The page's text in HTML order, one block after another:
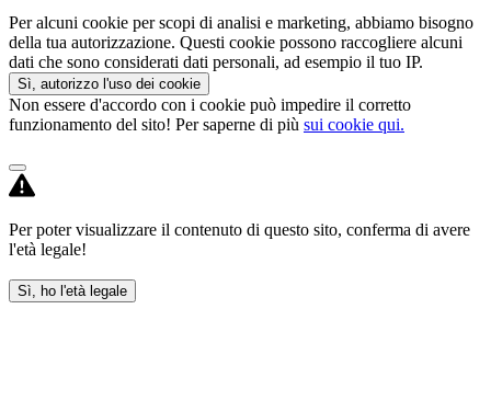
Per alcuni cookie per scopi di analisi e marketing, abbiamo bisogno
della tua autorizzazione. Questi cookie possono raccogliere alcuni
dati che sono considerati dati personali, ad esempio il tuo IP.
Sì, autorizzo l'uso dei cookie
Non essere d'accordo con i cookie può impedire il corretto
funzionamento del sito! Per saperne di più sui cookie qui.
Per poter visualizzare il contenuto di questo sito, conferma di avere
l'età legale!
Sì, ho l'età legale